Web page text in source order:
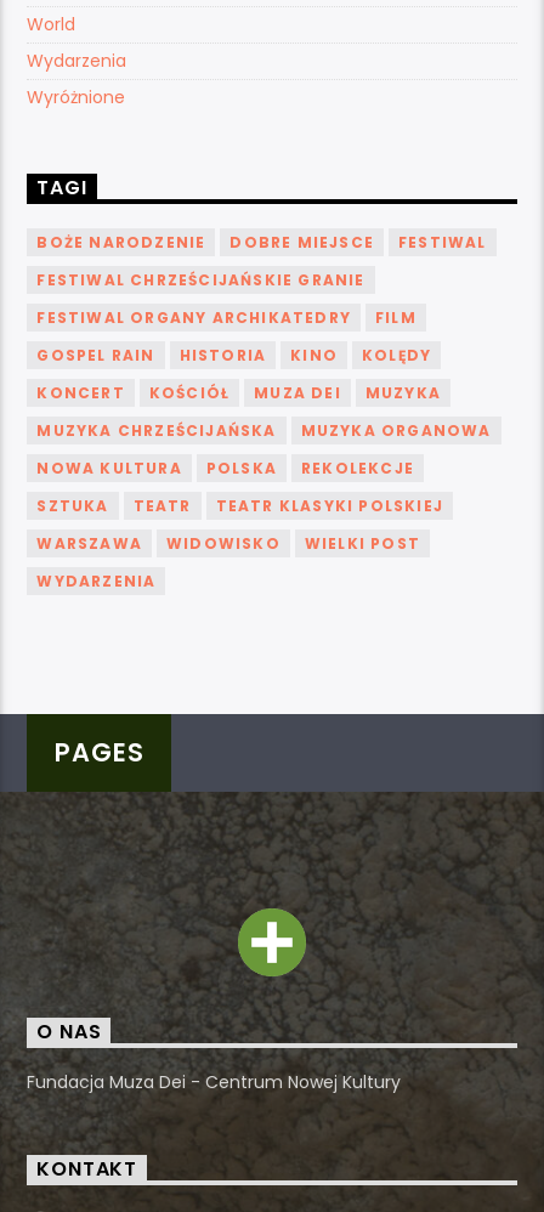
World
Wydarzenia
Wyróżnione
TAGI
BOŻE NARODZENIE DOBRE MIEJSCE
FESTIWAL
FESTIWAL CHRZEŚCIJAŃSKIE GRANIE
FESTIWAL ORGANY ARCHIKATEDRY
FILM
GOSPEL RAIN
HISTORIA KINO
KOLĘDY
KONCERT
KOŚCIÓŁ MUZA DEI
MUZYKA
MUZYKA CHRZEŚCIJAŃSKA
MUZYKA ORGANOWA
NOWA KULTURA
POLSKA
REKOLEKCJE
SZTUKA
TEATR
TEATR KLASYKI POLSKIEJ
WARSZAWA
WIDOWISKO
WIELKI POST
WYDARZENIA
PAGES
O NAS
Fundacja Muza Dei - Centrum Nowej Kultury
KONTAKT